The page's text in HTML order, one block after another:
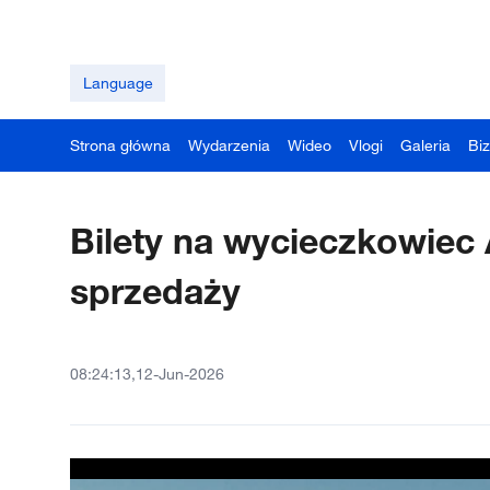
Language
Strona główna Wydarzenia Wideo Vlogi Galeria
Bilety na
sprzedaży
08:24:13,12-Jun-2026